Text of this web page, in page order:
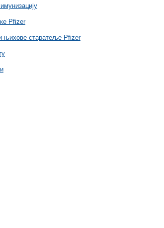
Pfizer
њихове старатеље Pfizer